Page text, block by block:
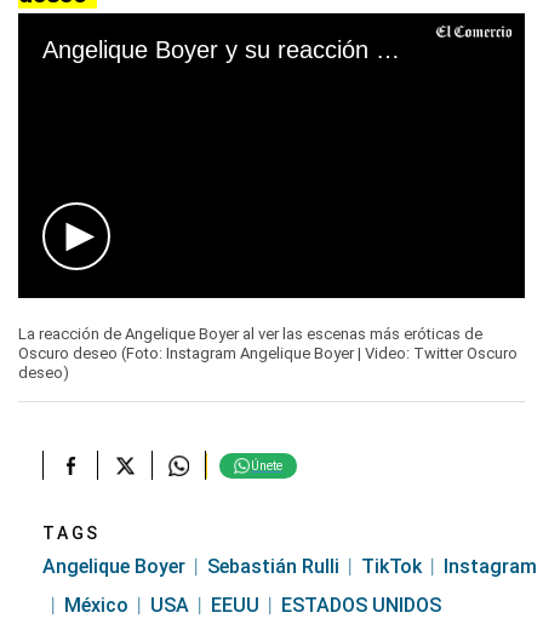
Angelique Boyer y su reacción al ver Oscuro deseo
seconds
of
16
seconds
La reacción de Angelique Boyer al ver las escenas más eróticas de
Oscuro deseo (Foto: Instagram Angelique Boyer | Video: Twitter Oscuro
deseo)
Únete
TAGS
Angelique Boyer Sebastián Rulli TikTok
Instagram
México
USA EEUU ESTADOS UNIDOS